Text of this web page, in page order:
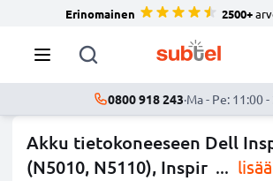
Erinomainen 2500+
0800 918 243·Ma - Pe: 11:00
Akku tietokoneeseen Dell
(N5010, N5110), Inspir ... lisää